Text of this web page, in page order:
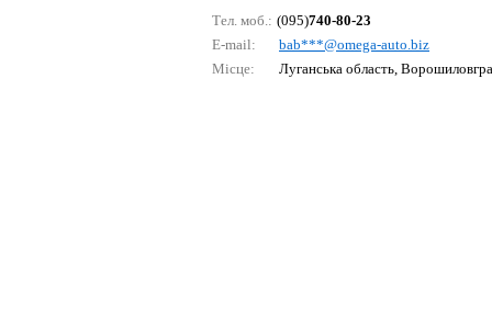
Тел. моб.: (095)740-80-23
E-mail:
bаb***@оmеgа-аutо.biz
Місце:
Луганська область,